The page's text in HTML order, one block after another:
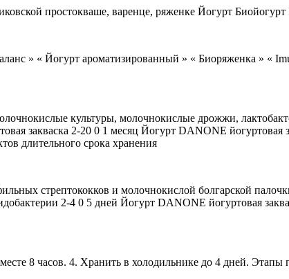
простокваше, варенце, ряженке Йогурт
» « Йогурт ароматизированный » « Биоряженка » «
культуры, молочнокислые дрожжи,
закваска 2-20 0 1 месяц Йогурт DANONE йогуртовая
длительного срока хранения
стрептококков и молочнокислой болгарской
2-4 0 5 дней Йогурт DANONE йогуртовая
8 часов. 4. Хранить в холодильнике до 4 дней.